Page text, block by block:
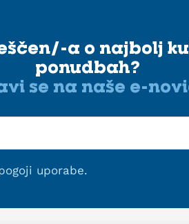
a o najbolj
ponudbah?
se na naše e-
uporabe.